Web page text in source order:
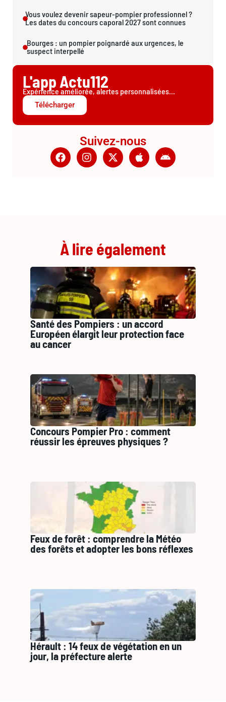
Vous voulez devenir sapeur-pompier professionnel ?
Les dates du concours caporal 2027 sont connues
Bourges : un pompier poignardé aux urgences, le
suspect interpellé
L'app Actu112
Expérience améliorée, alertes personnalisées...
Télécharger
Suivez-nous
À lire également
Santé des Pompiers : un accord
Européen élargit leur protection face
au cancer
Concours Pompier Pro : comment
réussir les épreuves physiques ?
Feux de forêt : comprendre la Météo
des forêts et adopter les bons réflexes
Hérault : 14 feux de végétation en un
jour, la préfecture alerte